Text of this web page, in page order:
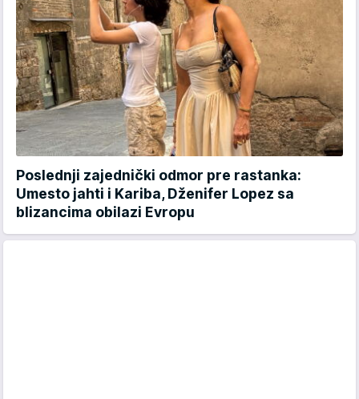
Poslednji zajednički odmor pre rastanka:
Umesto jahti i Kariba, Dženifer Lopez sa
blizancima obilazi Evropu